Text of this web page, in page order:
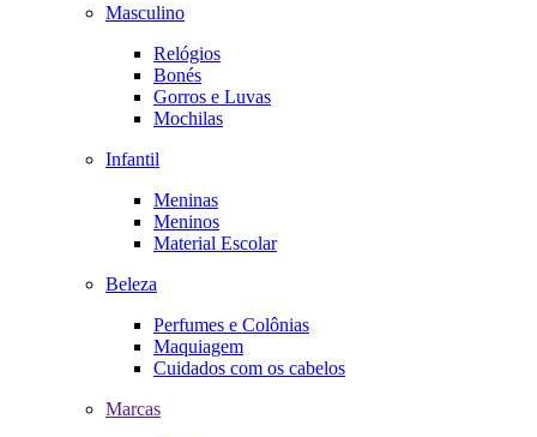
Masculino
Relógios
Bonés
Gorros e Luvas
Mochilas
Infantil
Meninas
Meninos
Material Escolar
Beleza
Perfumes e Colônias
Maquiagem
Cuidados com os cabelos
Marcas